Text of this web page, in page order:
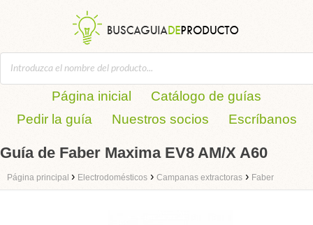
Página inicial
Catálogo de guías
Pedir la guía
Nuestros socios Escríbanos
Guía de Faber Maxima EV8 AM/X A60
Página principal › Electrodomésticos › Campanas extractoras › Faber